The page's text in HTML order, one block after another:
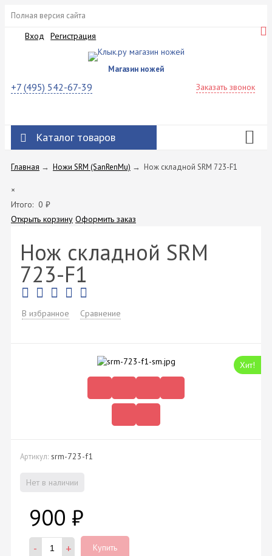
Полная версия сайта
Вход Регистрация
Магазин ножей
+7 (495) 542-67-39 Заказать звонок
Каталог товаров
Главная → Ножи SRM (SanRenMu) → Нож складной SRM 723-F1
×
Итого: 0 ₽
Открыть корзину Оформить заказ
Нож складной SRM
723-F1
В избранное Сравнение
Хит!
Артикул: srm-723-f1
Нет в наличии
900 ₽
- + Купить